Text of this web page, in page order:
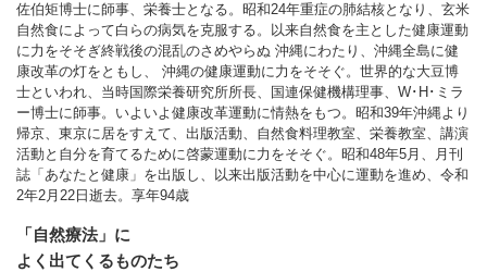
佐伯矩博士に師事、栄養士となる。昭和24年重症の肺結核となり、玄米
自然食によって白らの病気を克服する。以来自然食を主とした健康運動
に力をそそぎ終戦後の混乱のさめやらぬ 沖縄にわたり、沖縄全島に健
康改革の灯をともし、 沖縄の健康運動に力をそそぐ。世界的な大豆博
士といわれ、当時国際栄養研究所所長、国連保健機構理事、W･H･ミラ
ー博士に師事。いよいよ健康改革運動に情熱をもつ。昭和39年沖縄より
帰京、東京に居をすえて、出版活動、自然食料理教室、栄養教室、講演
活動と自分を育てるために啓蒙運動に力をそそぐ。昭和48年5月、月刊
誌「あなたと健康」を出版し、以来出版活動を中心に運動を進め、令和
2年2月22日逝去。享年94歳
「自然療法」に
よく出てくるものたち